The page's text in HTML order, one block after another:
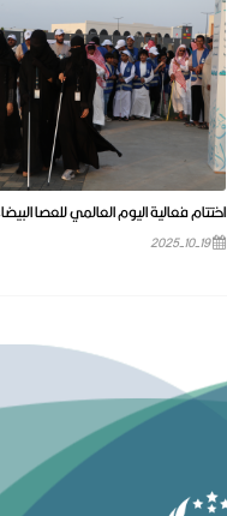
اختتام فعالية اليوم العالمي للعصا البيضاء
2025-10-19